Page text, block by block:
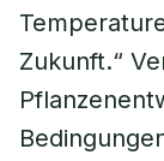
Zukunft.“